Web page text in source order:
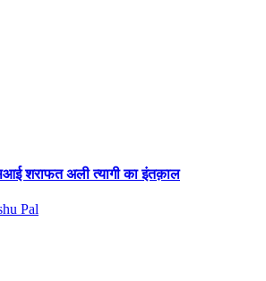
शराफत अली त्यागी का इंतक़ाल
Pal